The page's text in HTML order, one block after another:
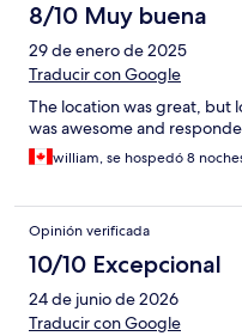
8/10 Muy buena
29 de enero de 2025
Traducir con Google
The location was great, but
was awesome and
william, se hospedó 8
Opinión verificada
10/10 Excepcional
24 de junio de 2026
Traducir con Google